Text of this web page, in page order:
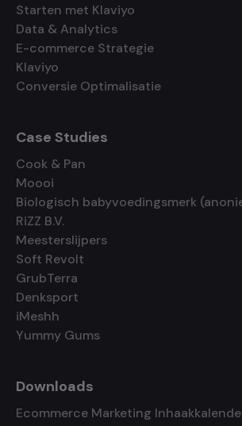
Starten met Klaviyo
Data & Analytics
E-commerce Strategie
Klaviyo
Conversie Optimalisatie
Case Studies
Cook & Pan
Moooi
Biologisch babyvoedingsmerk
RiZZ B.V.
Meesterslijpers
Soft Revolt
GrubTerra
Denksport
iMeshh
Yummy Gums
Downloads
Ecommerce Marketing